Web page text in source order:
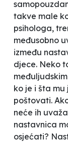
takve male
psihologa,
međusobno
između
djece. Neko
ko je i šta
poštovati.
neće ih
nastavnica
osjećati?